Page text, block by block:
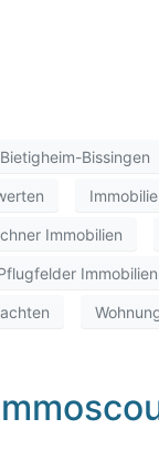
Bietigheim-Bissingen
Immobilien
Immobilien